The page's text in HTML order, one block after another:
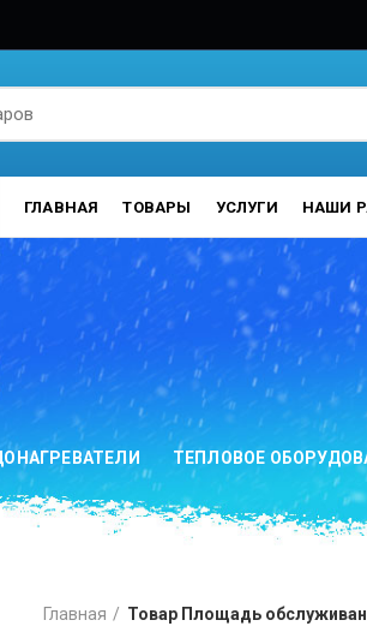
ГЛАВНАЯ ТОВАРЫ УСЛУГИ НАШИ
ТЕПЛОВОЕ
Главная Товар Площадь